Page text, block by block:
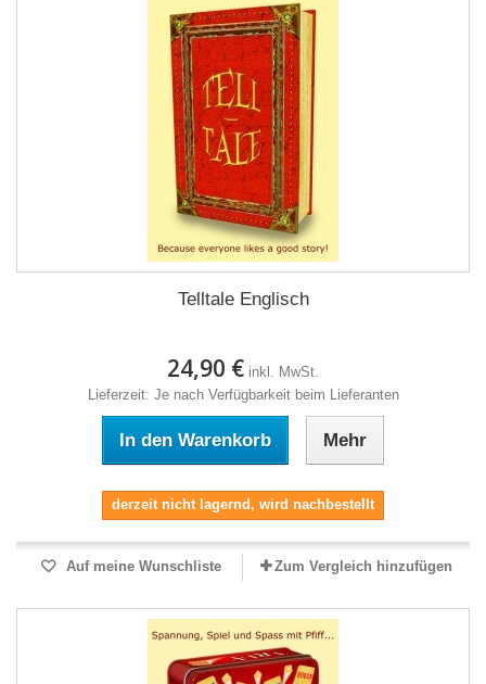
Telltale Englisch
24,90 € inkl. MwSt.
Lieferzeit: Je nach Verfügbarkeit beim Lieferanten
In den Warenkorb Mehr
derzeit nicht lagernd, wird nachbestellt
Auf meine Wunschliste Zum Vergleich hinzufügen